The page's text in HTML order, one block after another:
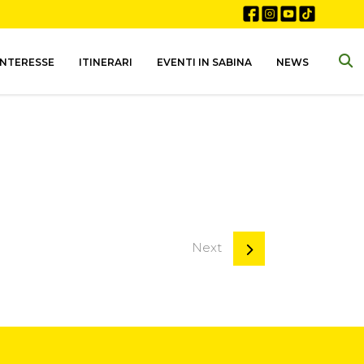
ITINERARI EVENTI IN SABINA NEWS
Next